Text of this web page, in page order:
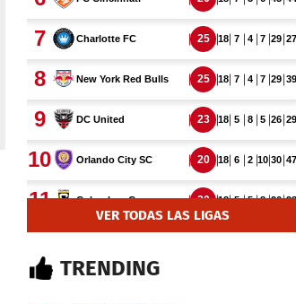
VER TODAS LAS LIGAS
TRENDING